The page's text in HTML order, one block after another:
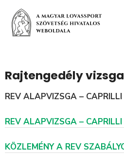
Rajtengedély vizsga
REV ALAPVIZSGA –
REV ALAPVIZSGA –
KÖZLEMÉNY A REV